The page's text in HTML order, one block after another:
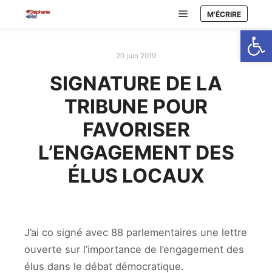
Ouvrir
Menu principal
M'ÉCRIRE
20 juin 2019
SIGNATURE DE LA
TRIBUNE POUR
FAVORISER
L’ENGAGEMENT DES
ÉLUS LOCAUX
J’ai co signé avec 88 parlementaires une lettre
ouverte sur l’importance de l’engagement des
élus dans le débat démocratique.